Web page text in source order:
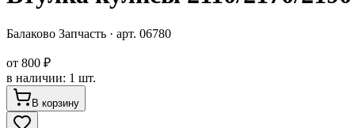
Балаково Запчасть · арт. 06780
от 800 ₽
в наличии: 1 шт.
В корзину